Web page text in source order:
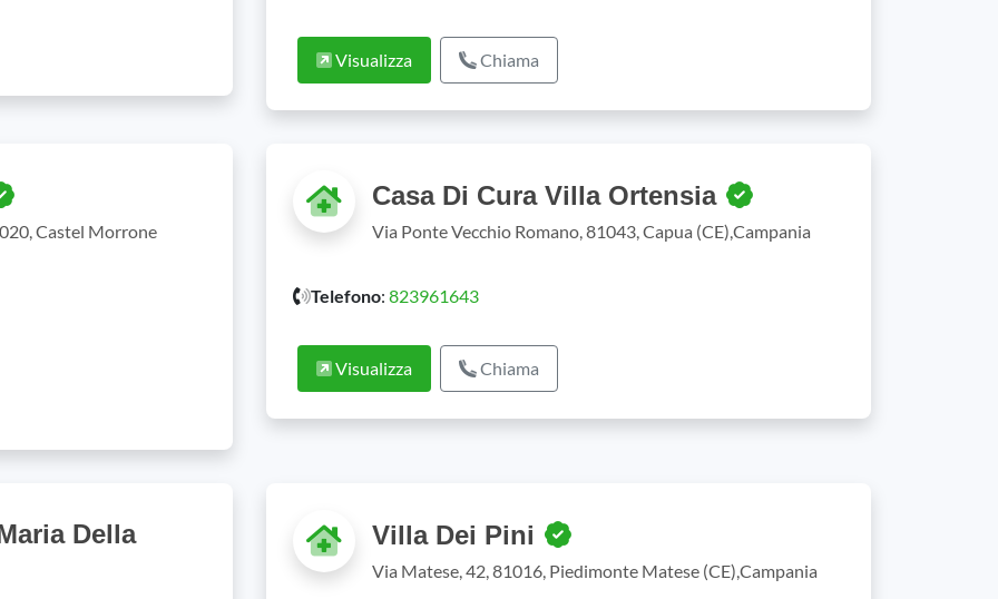
Visualizza Chiama
Castel Morrone
Casa Di Cura Villa Ortensia
Via Ponte Vecchio Romano, 81043, Capua (CE),Campania
Telefono: 823961643
Visualizza Chiama
Della Villa Dei Pini
Via Matese, 42, 81016, Piedimonte Matese (CE),Campania